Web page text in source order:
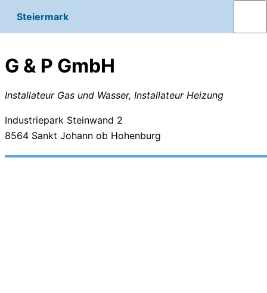
Steiermark
G & P GmbH
Installateur Gas und Wasser, Installateur Heizung
Industriepark Steinwand 2
8564 Sankt Johann ob Hohenburg